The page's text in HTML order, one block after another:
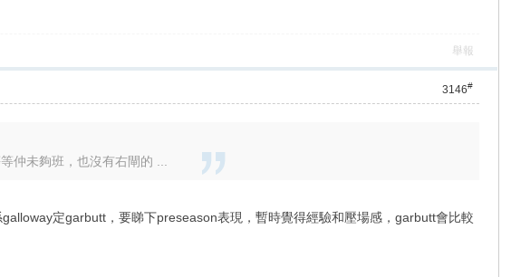
舉報
3146#
仲未夠班，也沒有右閘的 ...
定garbutt，要睇下preseason表現，暫時覺得經驗和壓場感，garbutt會比較